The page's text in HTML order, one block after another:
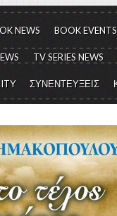
NEWS BOOK EVENTS
TV SERIES NEWS
ΣΥΝΕΝΤΕΥΞΕΙΣ